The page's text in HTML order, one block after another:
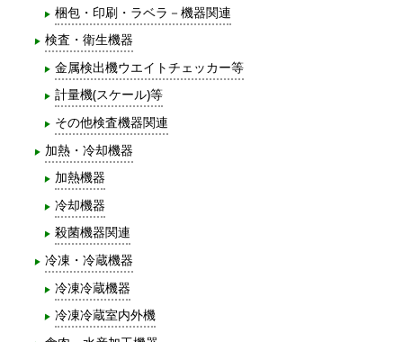
梱包・印刷・ラベラ－機器関連
検査・衛生機器
金属検出機ウエイトチェッカー等
計量機(スケール)等
その他検査機器関連
加熱・冷却機器
加熱機器
冷却機器
殺菌機器関連
冷凍・冷蔵機器
冷凍冷蔵機器
冷凍冷蔵室内外機